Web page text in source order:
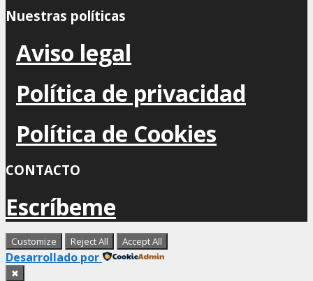
Nuestras políticas
Aviso legal
Política de privacidad
Política de Cookies
CONTACTO
Escríbeme
Customize Reject All Accept All
Desarrollado por
✖